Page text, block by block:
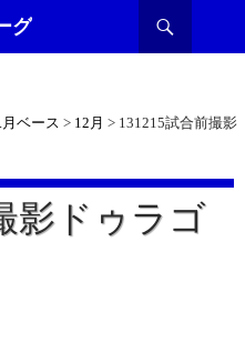
グ
月ベース > 12月 > 131215試合前撮影
影ドゥラゴ